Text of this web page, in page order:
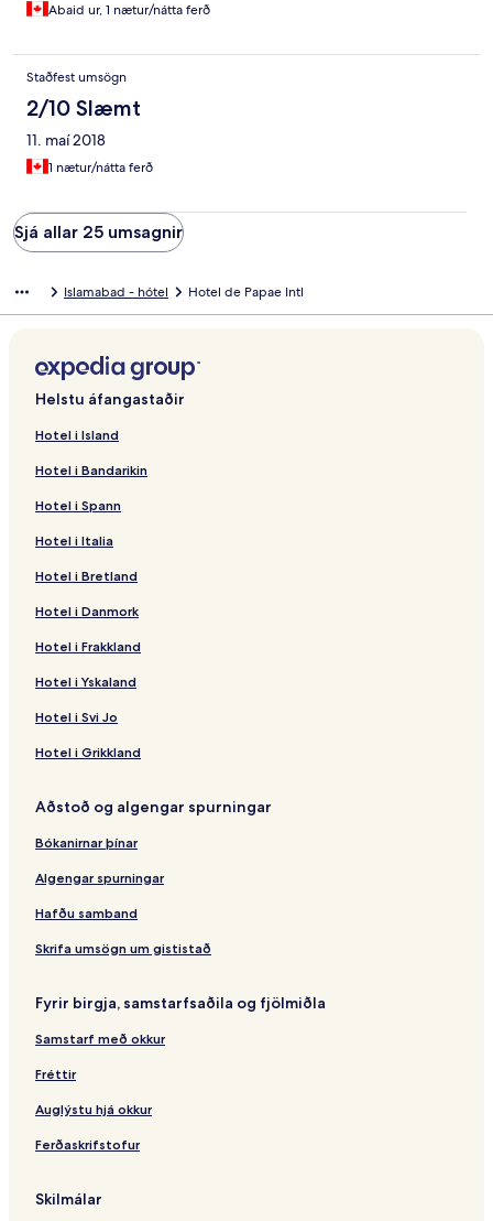
Abaid ur, 1 nætur/nátta ferð
Staðfest umsögn
2/10 Slæmt
11. maí 2018
1 nætur/nátta ferð
Sjá allar 25 umsagnir
Islamabad - hótel Hotel de Papae Intl
Helstu áfangastaðir
Hotel i Island
Hotel i Bandarikin
Hotel i Spann
Hotel i Italia
Hotel i Bretland
Hotel i Danmork
Hotel i Frakkland
Hotel i Yskaland
Hotel i Svi Jo
Hotel i Grikkland
Aðstoð og algengar spurningar
Bókanirnar þínar
Algengar spurningar
Hafðu samband
Skrifa umsögn um gististað
Fyrir birgja, samstarfsaðila og fjölmiðla
Samstarf með okkur
Fréttir
Auglýstu hjá okkur
Ferðaskrifstofur
Skilmálar